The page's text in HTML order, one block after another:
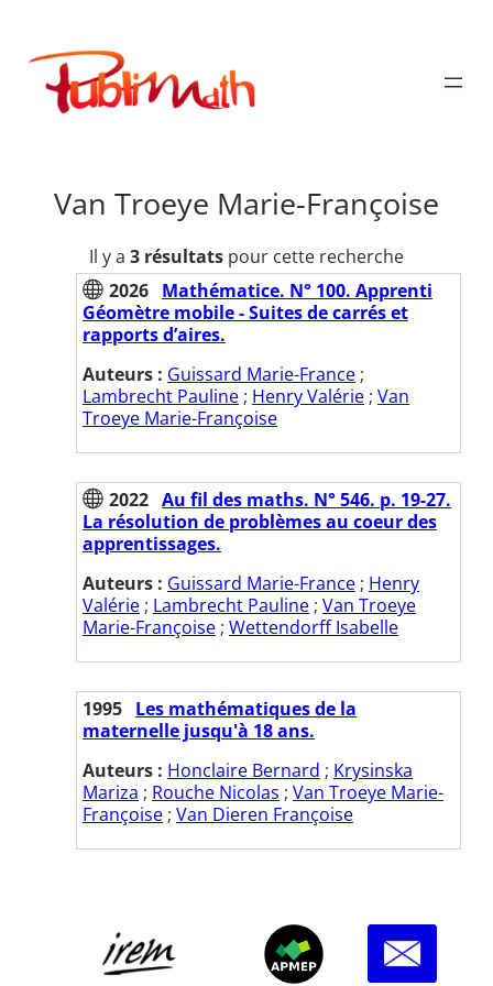
contenu
Publimath
Van Troeye Marie-Françoise
Il y a 3 résultats pour cette recherche
2026 Mathématice. N° 100. Apprenti
Géomètre mobile - Suites de carrés et
rapports d’aires.
Auteurs : Guissard Marie-France ;
Lambrecht Pauline ; Henry Valérie ; Van
Troeye Marie-Françoise
2022 Au fil des maths. N° 546. p. 19-27.
La résolution de problèmes au coeur des
apprentissages.
Auteurs : Guissard Marie-France ; Henry
Valérie ; Lambrecht Pauline ; Van Troeye
Marie-Françoise ; Wettendorff Isabelle
1995 Les mathématiques de la
maternelle jusqu'à 18 ans.
Auteurs : Honclaire Bernard ; Krysinska
Mariza ; Rouche Nicolas ; Van Troeye Marie-
Françoise ; Van Dieren Françoise